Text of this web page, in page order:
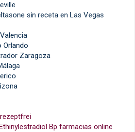
sin receta en Las Vegas
Orlando
Zaragoza
Bp farmacias online